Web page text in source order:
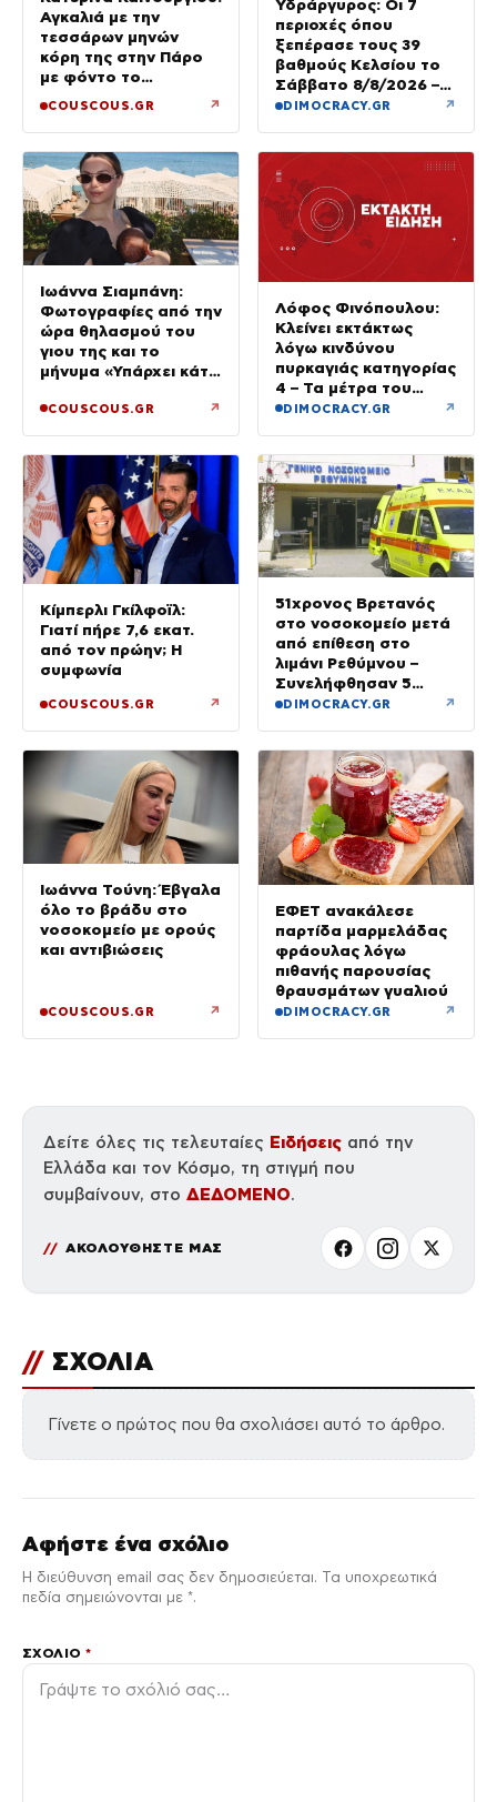
Αγκαλιά με την
τεσσάρων μηνών
κόρη της στην Πάρο
με φόντο το
ηλιοβασίλεμα
COUSCOUS.GR ↗
Υδράργυρος: Οι 7
περιοχές όπου
ξεπέρασε τους 39
βαθμούς Κελσίου το
Σάββατο 8/8/2026 –
Πού θα δούμε 40άρια
DIMOCRACY.GR ↗
Ιωάννα Σιαμπάνη:
Φωτογραφίες από την
ώρα θηλασμού του
γιου της και το
μήνυμα «Υπάρχει κάτι
αργές μέρες»
COUSCOUS.GR ↗
Λόφος Φινόπουλου:
Κλείνει εκτάκτως
λόγω κινδύνου
πυρκαγιάς κατηγορίας
4 – Τα μέτρα του
Δήμου Αθηναίων
DIMOCRACY.GR ↗
Κίμπερλι Γκίλφοϊλ:
Γιατί πήρε 7,6 εκατ.
από τον πρώην; Η
συμφωνία
COUSCOUS.GR ↗
51χρονος Βρετανός
στο νοσοκομείο μετά
από επίθεση στο
λιμάνι Ρεθύμνου –
Συνελήφθησαν 5
άτομα
DIMOCRACY.GR ↗
Ιωάννα Τούνη: Έβγαλα
όλο το βράδυ στο
νοσοκομείο με ορούς
και αντιβιώσεις
COUSCOUS.GR ↗
ΕΦΕΤ ανακάλεσε
παρτίδα μαρμελάδας
φράουλας λόγω
πιθανής παρουσίας
θραυσμάτων γυαλιού
DIMOCRACY.GR ↗
Δείτε όλες τις τελευταίες Ειδήσεις από την
Ελλάδα και τον Κόσμο, τη στιγμή που
συμβαίνουν, στο ΔΕΔΟΜΕΝΟ.
ΑΚΟΛΟΥΘΗΣΤΕ ΜΑΣ
// ΣΧΟΛΙΑ
Γίνετε ο πρώτος που θα σχολιάσει αυτό το άρθρο.
Αφήστε ένα σχόλιο
Η διεύθυνση email σας δεν δημοσιεύεται. Τα υποχρεωτικά
πεδία σημειώνονται με *.
ΣΧΌΛΙΟ*